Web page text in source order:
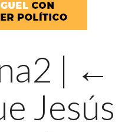
| ←
Jesús